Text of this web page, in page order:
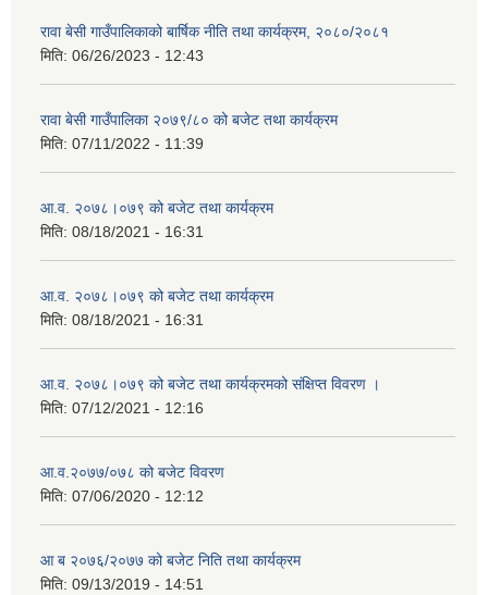
रावा बेसी गाउँपालिकाको बार्षिक नीति तथा कार्यक्रम, २०८०/२०८१
मिति: 06/26/2023 - 12:43
रावा बेसी गाउँपालिका २०७९/८० को बजेट तथा कार्यक्रम
मिति: 07/11/2022 - 11:39
आ.व. २०७८।०७९ को बजेट तथा कार्यक्रम
मिति: 08/18/2021 - 16:31
आ.व. २०७८।०७९ को बजेट तथा कार्यक्रम
मिति: 08/18/2021 - 16:31
आ.व. २०७८।०७९ को बजेट तथा कार्यक्रमको संक्षिप्त विवरण ।
मिति: 07/12/2021 - 12:16
आ.व.२०७७/०७८ को बजेट विवरण
मिति: 07/06/2020 - 12:12
आ ब २०७६/२०७७ को बजेट निति तथा कार्यक्रम
मिति: 09/13/2019 - 14:51